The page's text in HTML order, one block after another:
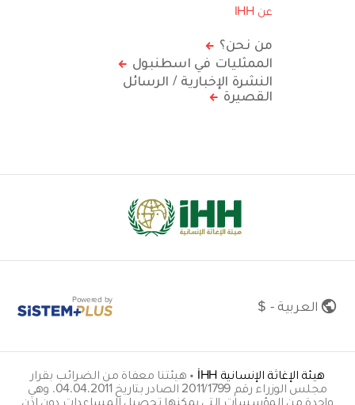
عن IHH
من نحن؟
الممثليات في اسطنبول
النشرة الإخبارية / الرسائل
القصيرة
العربية - $ Powered by
هيئة الإغاثة الإنسانية İHH • هيئتنا معفاة من الضرائب بقرار
مجلس الوزراء رقم 2011/1799 الصادر بتاريخ 04.04.2011. وهي
واحدة من المؤسسات التي يمكنها تحصيل المساعدات دون إذن